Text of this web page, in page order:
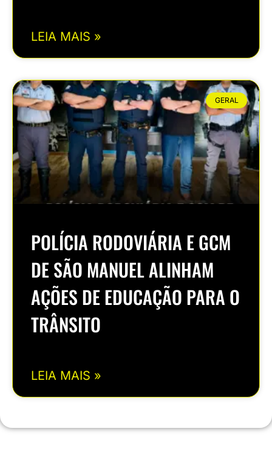
LEIA MAIS »
GERAL
POLÍCIA RODOVIÁRIA E GCM
DE SÃO MANUEL ALINHAM
AÇÕES DE EDUCAÇÃO PARA O
TRÂNSITO
LEIA MAIS »